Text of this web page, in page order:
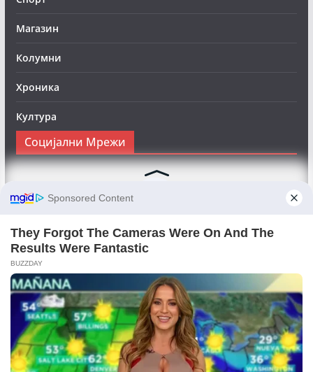
Магазин
Колумни
Хроника
Култура
Социјални Мрежи
Следете нè на Фејсбук за да сте во тек со најновите